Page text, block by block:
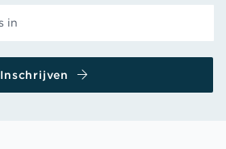
Inschrijven